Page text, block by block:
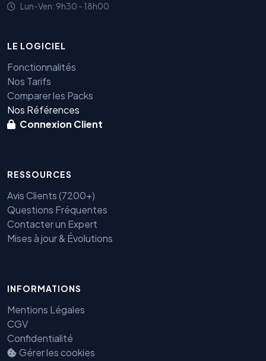
Lun-Ven: 9h30 - 18h00
LE LOGICIEL
Fonctionnalités
Nos Tarifs
Comparer les Packs
Nos Références
Connexion Client
RESSOURCES
Avis Clients (7200+)
Questions Fréquentes
Contacter un Expert
Mises à jour & Évolutions
INFORMATIONS
Mentions Légales
CGV
Confidentialité
Gérer les cookies